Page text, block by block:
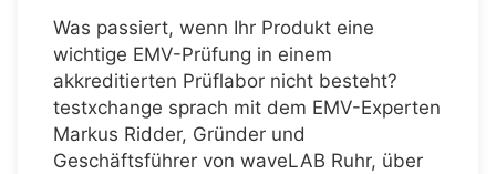
Was passiert, wenn Ihr Produkt eine
wichtige EMV-Prüfung in einem
akkreditierten Prüflabor nicht besteht?
testxchange sprach mit dem EMV-Experten
Markus Ridder, Gründer und
Geschäftsführer von waveLAB Ruhr, über